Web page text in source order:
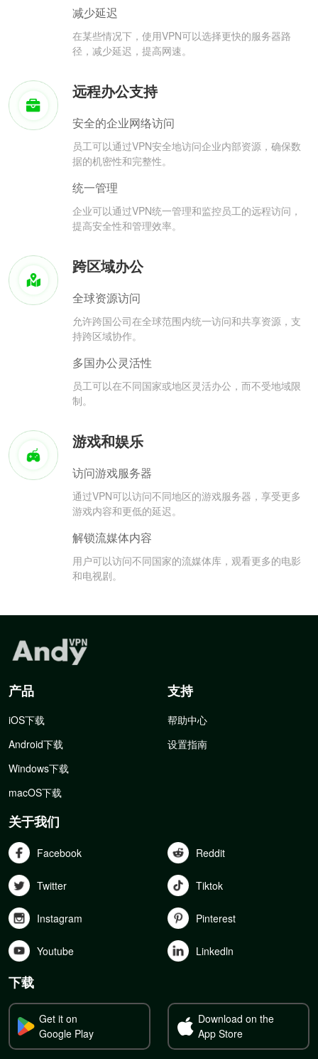
减少延迟
在某些情况下，使用VPN可以选择更快的服务器路
径，减少延迟，提高网速。
远程办公支持
安全的企业网络访问
员工可以通过VPN安全地访问企业内部资源，确保数
据的机密性和完整性。
统一管理
企业可以通过VPN统一管理和监控员工的远程访问，
提高安全性和管理效率。
跨区域办公
全球资源访问
允许跨国公司在全球范围内统一访问和共享资源，支
持跨区域协作。
多国办公灵活性
员工可以在不同国家或地区灵活办公，而不受地域限
制。
游戏和娱乐
访问游戏服务器
通过VPN可以访问不同地区的游戏服务器，享受更多
游戏内容和更低的延迟。
解锁流媒体内容
用户可以访问不同国家的流媒体库，观看更多的电影
和电视剧。
产品
iOS下载
Android下载
Windows下载
macOS下载
支持
帮助中心
设置指南
关于我们
Facebook Reddit
Twitter Tiktok
Instagram Pinterest
Youtube Linkedln
下载
Get it on
Google Play
Download on the
App Store